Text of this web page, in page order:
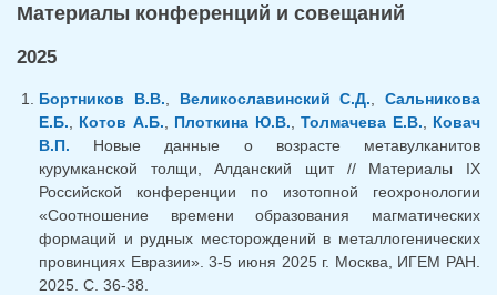
Материалы конференций и совещаний
2025
Бортников В.В. Великославинский С.Д.
Сальникова
Е.Б.
Котов А.Б. Плоткина Ю.В. ,Толмачева Е.В.
Ковач
В.П. Новые данные о возрасте метавулканитов
курумканской толщи, Алданский щит // Материалы IX
Российской конференции по изотопной геохронологии
«Соотношение времени образования магматических
формаций и рудных месторождений в металлогенических
провинциях Евразии». 3-5 июня 2025 г. Москва, ИГЕМ РАН.
2025. С. 36-38.